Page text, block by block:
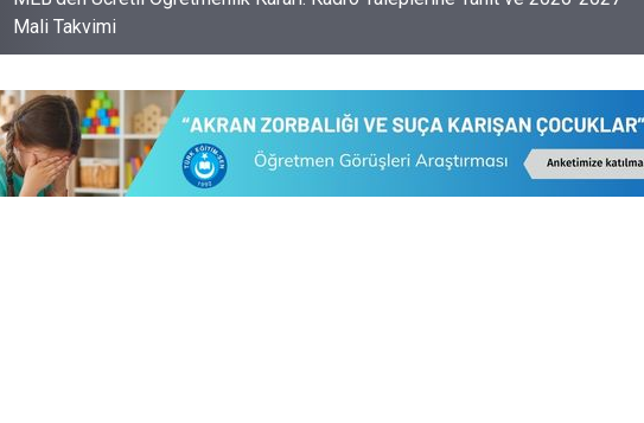
Öğretmenlerin Özür Grubu İller Arası Muhtemel İl Emri Atama Tarihleri